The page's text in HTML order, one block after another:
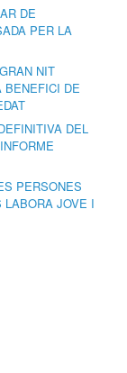
DE
PER LA
NIT
BENEFICI DE
DEL
PERSONES
JOVE I